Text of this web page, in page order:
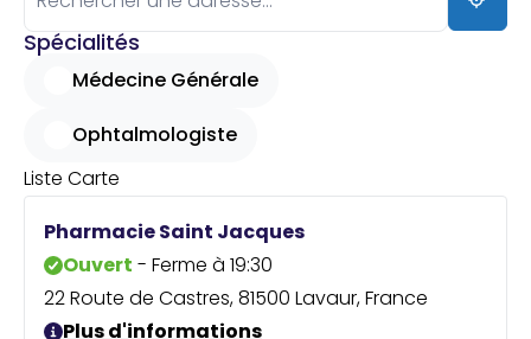
Pharmacien
Connexion
Praticien ?
Spécialités
Médecine Générale
Ophtalmologiste
Liste Carte
Pharmacie Saint Jacques
Ouvert - Ferme à 19:30
22 Route de Castres, 81500 Lavaur, France
Plus d'informations